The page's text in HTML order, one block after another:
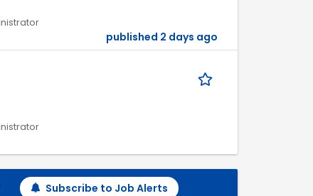
published 2 days ago
Subscribe to Job Alerts